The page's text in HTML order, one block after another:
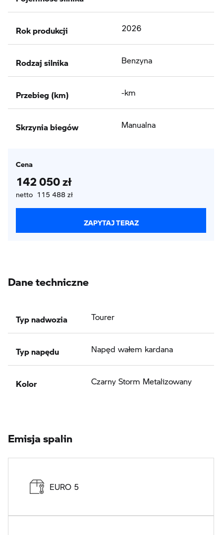
Rok produkcji 2026
Rodzaj silnika Benzyna
Przebieg (km) -km
Skrzynia biegów Manualna
Cena
142 050 zł
netto 115 488 zł
ZAPYTAJ TERAZ
Dane techniczne
Typ nadwozia Tourer
Typ napędu Napęd wałem kardana
Kolor Czarny Storm Metalizowany
Emisja spalin
EURO 5